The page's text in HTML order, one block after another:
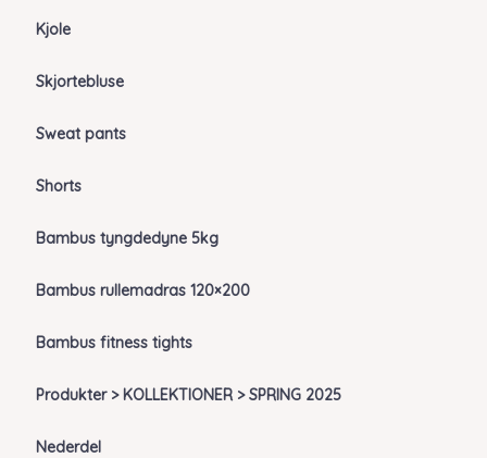
Kjole
Skjortebluse
Sweat pants
Shorts
Bambus tyngdedyne 5kg
Bambus rullemadras 120×200
Bambus fitness tights
Produkter > KOLLEKTIONER > SPRING 2025
Nederdel